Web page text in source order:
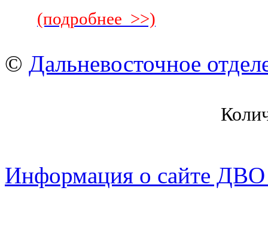
(подробнее >>)
© Дальневосточное
Информация о сайте